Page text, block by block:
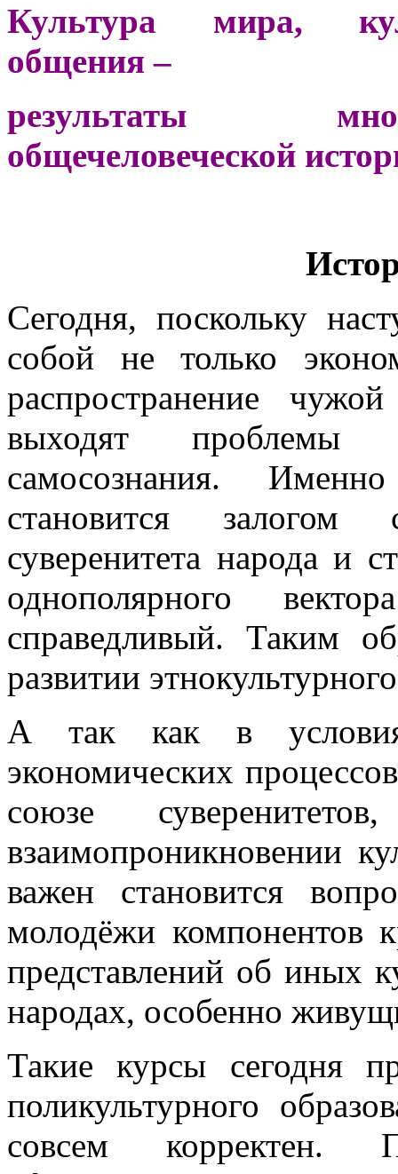
Культура мира,
общения –
результаты
общечеловеческой
Сегодня, поскольку
собой не только
распространение
выходят проблемы
самосознания.
становится залогом
суверенитета народа и
однополярного
справедливый. Таким
развитии
А так как в
экономических
союзе
взаимопроникновении
важен становится
молодёжи компонентов
представлений об иных
народах, особенно
Такие курсы сегодня
поликультурного
совсем корректен.